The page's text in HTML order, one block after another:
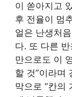
이 쏟아지고
후 전율이 멈
얼은 난생처
다. 또 다른
만으로도 이
할 것”이라며
막으로 “칸의